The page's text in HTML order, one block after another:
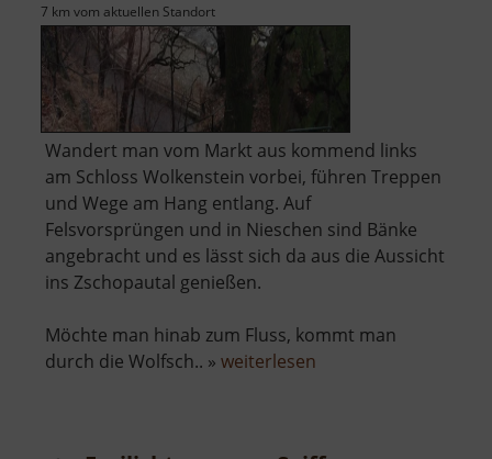
7 km vom aktuellen Standort
Wandert man vom Markt aus kommend links
am Schloss Wolkenstein vorbei, führen Treppen
und Wege am Hang entlang. Auf
Felsvorsprüngen und in Nieschen sind Bänke
angebracht und es lässt sich da aus die Aussicht
ins Zschopautal genießen.
Möchte man hinab zum Fluss, kommt man
durch die Wolfsch.. » weiterlesen